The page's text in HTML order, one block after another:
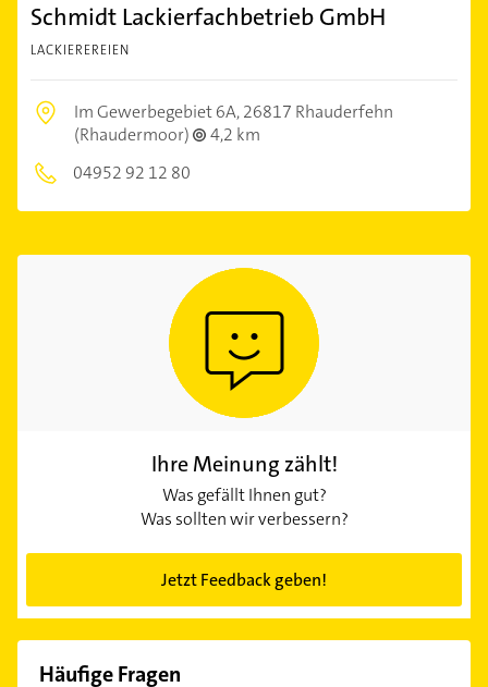
Schmidt Lackierfachbetrieb GmbH
LACKIEREREIEN
Im Gewerbegebiet 6A,26817 Rhauderfehn
(Rhaudermoor)
4,2 km
04952 92 12 80
Ihre Meinung zählt!
Was gefällt Ihnen gut?
Was sollten wir verbessern?
Jetzt Feedback geben!
Häufige Fragen